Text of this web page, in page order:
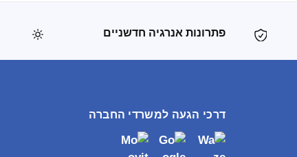
פתרונות אנרגיה חדשניים
דרכי הגעה למשרדי החברה